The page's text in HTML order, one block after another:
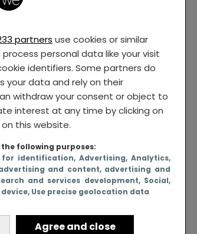
partners use cookies or similar
personal data like your visit
identifiers. Some partners do
your data and rely on their
withdraw your consent or object to
interest at any time by clicking on
on this website.
following purposes:
for identification, Advertising, Analytics,
and content, advertising and
and services development, Social,
, Use precise geolocation data
Agree and close